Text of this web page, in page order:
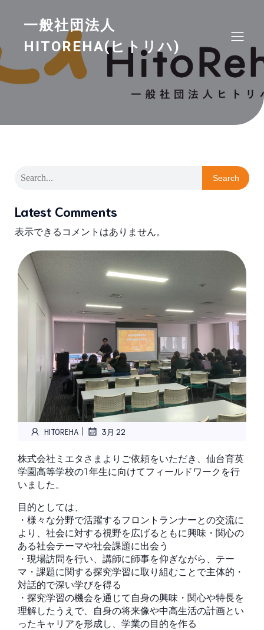
一般社団法人
HITOREHA(ヒトリハ)
Search
Latest Comments
表示できるコメントはありません。
HITOREHA | 3月 22
株式会社ミエタさまよりご依頼をいただき、仙台育英
学園高等学校の1年生に向けてフィールドワークを行
いました。
目的としては、
・様々な分野で活躍するフロントランナーとの交流に
より、社会に対する視野を広げるともに興味・関心の
ある社会テーマや社会課題に出会う
・現場訪問を行い、講師に師事を仰ぎながら、テー
マ・課題に関する探究学習に取り組むことで主体的・
対話的で深い学びを得る
・探究学習の機会を通じて自身の興味・関心や特長を
理解したうえで、自身の将来像や中高生活の計画とい
ったキャリアを形成し、学業の目的を作る